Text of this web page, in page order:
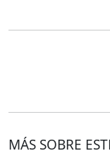
MÁS SOBRE